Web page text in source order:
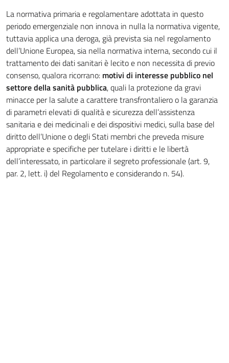
La normativa primaria e regolamentare adottata in questo
periodo emergenziale non innova in nulla la normativa vigente,
tuttavia applica una deroga, già prevista sia nel regolamento
dell’Unione Europea, sia nella normativa interna, secondo cui il
trattamento dei dati sanitari è lecito e non necessita di previo
consenso, qualora ricorrano: motivi di interesse pubblico nel
settore della sanità pubblica,quali la protezione da gravi
minacce per la salute a carattere transfrontaliero o la garanzia
di parametri elevati di qualità e sicurezza dell’assistenza
sanitaria e dei medicinali e dei dispositivi medici, sulla base del
diritto dell’Unione o degli Stati membri che preveda misure
appropriate e specifiche per tutelare i diritti e le libertà
dell’interessato, in particolare il segreto professionale (art. 9,
par. 2, lett. i) del Regolamento e considerando n. 54).